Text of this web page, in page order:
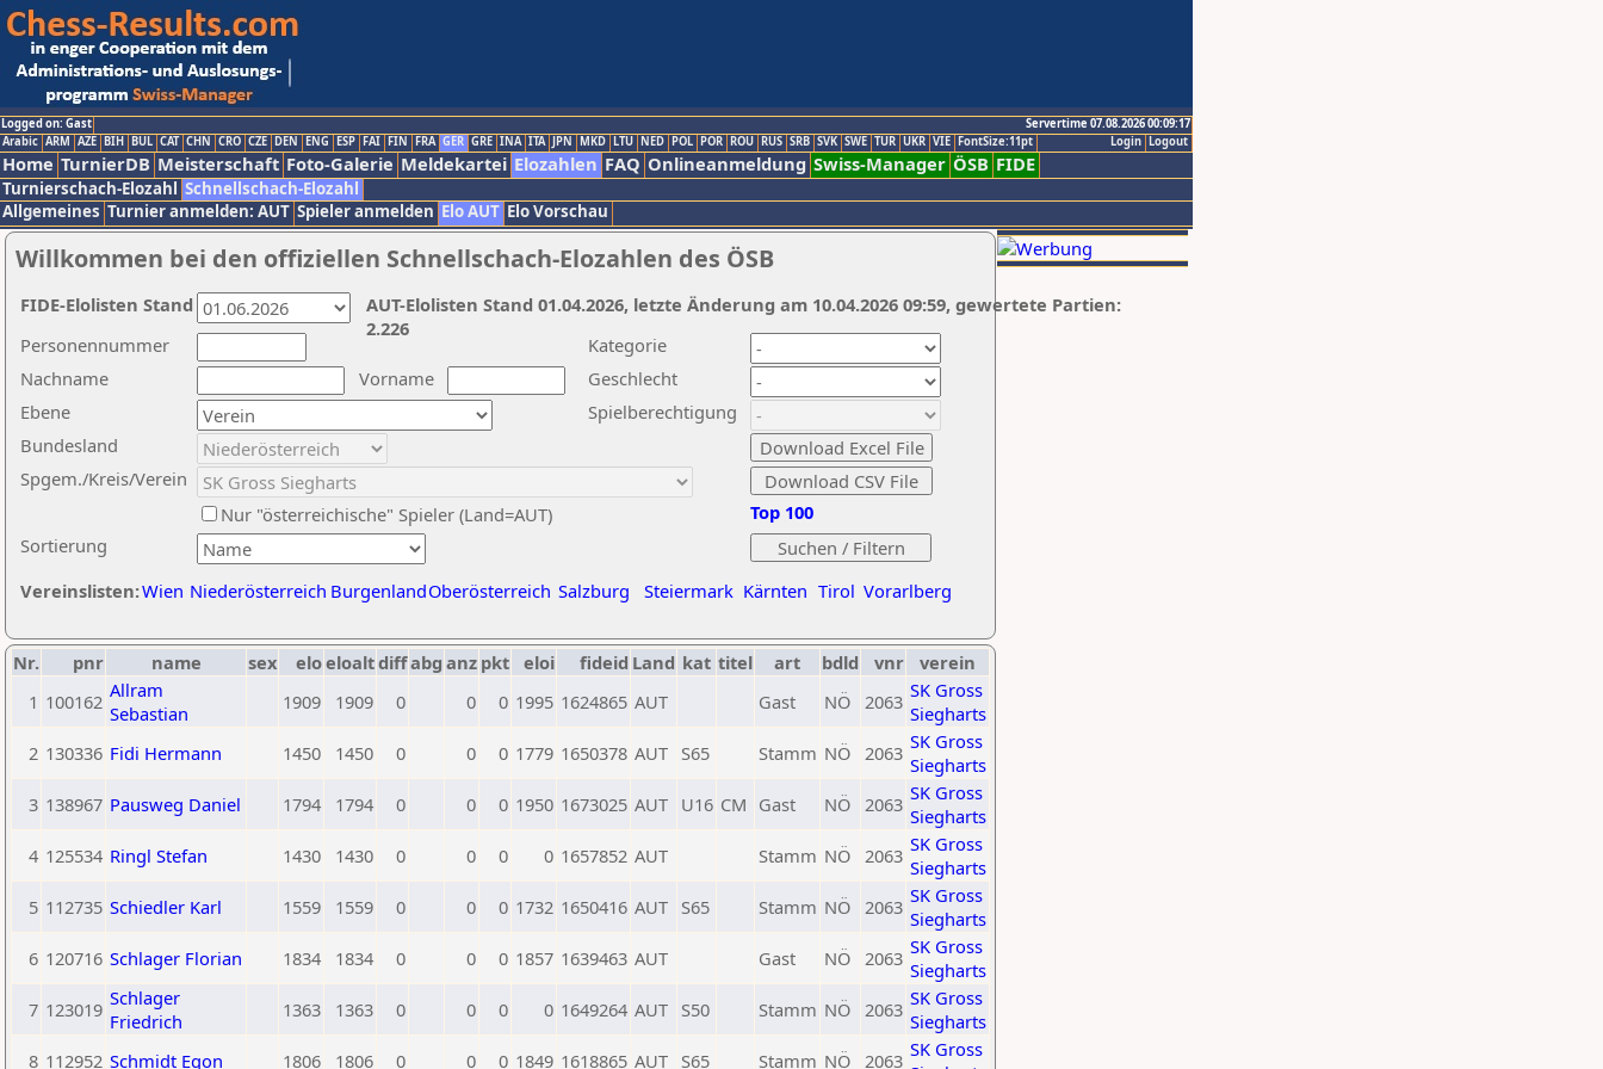
Logged on: Gast
Servertime 07.08.2026 00:09:17
Logout
Login
Arabic ARM AZE BIH BUL CAT CHN CRO CZE DEN ENG ESP FAI FIN FRA GER GRE INA ITA JPN MKD LTU NED POL POR ROU RUS SRB SVK SWE TUR UKR VIE FontSize:11pt
Home TurnierDB Meisterschaft Foto-Galerie Meldekartei Elozahlen FAQ Onlineanmeldung Swiss-Manager ÖSB FIDE
Turnierschach-Elozahl Schnellschach-Elozahl
Allgemeines Turnier anmelden: AUT Spieler anmelden Elo AUT Elo Vorschau
Willkommen bei den offiziellen Schnellschach-Elozahlen des ÖSB
Nachname
Vorname
Ebene
Kategorie
Sortierung
Personennummer
Bundesland
Spgem./Kreis/Verein
Geschlecht
Nur "österreichische" Spieler (Land=AUT)
Spielberechtigung
Vereinslisten:Wien Niederösterreich BurgenlandOberösterreich Salzburg Steiermark Kärnten Tirol Vorarlberg
Top 100
AUT-Elolisten Stand 01.04.2026, letzte Änderung am 10.04.2026 09:59, gewertete Partien:
2.226
FIDE-Elolisten Stand
Nr. pnr name sex eloeloaltdiffabg anz pkt eloi fideid Land kat titel art bdld vnr
verein
1 100162 Allram
Sebastian
1909 1909 0 0 0 1995 1624865 AUT Gast NÖ 2063 SK Gross
Siegharts
2 130336 Fidi Hermann 1450 1450 0 0 0 1779 1650378 AUT S65 Stamm NÖ 2063 SK Gross
Siegharts
3 138967 Pausweg Daniel 1794 1794 0 0 0 1950 1673025 AUT U16 CM Gast NÖ 2063 SK Gross
Siegharts
4 125534 Ringl Stefan 1430 1430 0 0 0 0 1657852 AUT Stamm NÖ 2063 SK Gross
Siegharts
5 112735 Schiedler Karl 1559 1559 0 0 0 1732 1650416 AUT S65 Stamm NÖ 2063 SK Gross
Siegharts
6 120716 Schlager Florian 1834 1834 0 0 0 1857 1639463 AUT Gast NÖ 2063 SK Gross
Siegharts
7 123019 Schlager
Friedrich
1363 1363 0 0 0 0 1649264 AUT S50 Stamm NÖ 2063 SK Gross
Siegharts
8 112952 Schmidt Egon 1806 1806 0 0 0 1849 1618865 AUT S65 Stamm NÖ 2063 SK Gross